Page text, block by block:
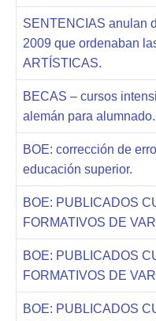
SENTENCIAS anulan
2009 que ordenaban
ARTÍSTICAS.
BECAS – cursos
alemán para alumnado.
BOE: corrección de
educación superior.
BOE: PUBLICADOS
FORMATIVOS DE
BOE: PUBLICADOS
FORMATIVOS DE
BOE: PUBLICADOS